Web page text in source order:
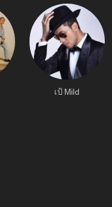
เป้ Mild